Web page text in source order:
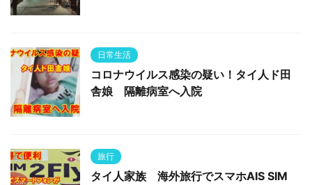
日常生活
コロナウイルス感染の疑い！タイ人ド田
舎娘 隔離病室へ入院
旅行
タイ人家族 海外旅行でスマホAIS SIM